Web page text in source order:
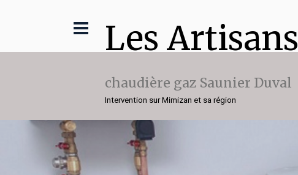
Les Artisans
chaudière gaz Saunier Duval
Intervention sur Mimizan et sa région